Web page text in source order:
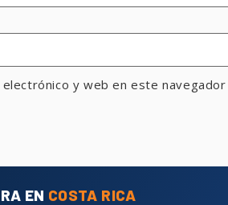
y web en este
EN COSTA RICA